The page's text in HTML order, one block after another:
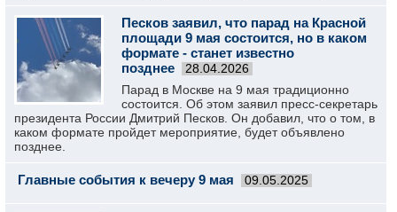
Песков заявил, что парад на Красной
площади 9 мая состоится, но в каком
формате - станет известно
позднее
28.04.2026
Парад в Москве на 9 мая традиционно
состоится. Об этом заявил пресс-секретарь
президента России Дмитрий Песков. Он добавил, что о том, в
каком формате пройдет мероприятие, будет объявлено
позднее.
Главные события к вечеру 9 мая 09.05.2025